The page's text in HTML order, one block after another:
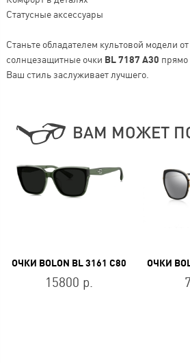
Статусные аксессуары
Станьте обладателем культовой модели от
солнцезащитные очки BL 7187 A30 прямо
Ваш стиль заслуживает лучшего.
ВАМ МОЖЕТ
ОЧКИ BOLON BL 3161 C80
15800 р.
ОЧКИ